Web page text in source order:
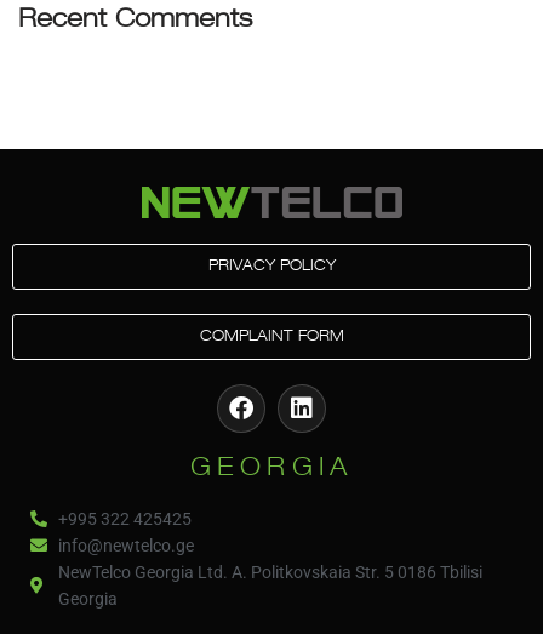
Recent Comments
PRIVACY POLICY
COMPLAINT FORM
GEORGIA
+995 322 425425
info@newtelco.ge
NewTelco Georgia Ltd. A. Politkovskaia Str. 5 0186 Tbilisi
Georgia